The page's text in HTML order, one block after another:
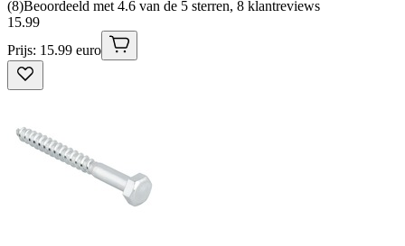
(8)Beoordeeld met 4.6 van de 5 sterren, 8 klantreviews
15.99
Prijs: 15.99 euro